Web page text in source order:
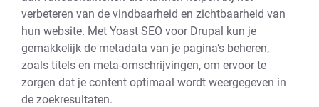
verbeteren van de vindbaarheid en zichtbaarheid van
hun website. Met Yoast SEO voor Drupal kun je
gemakkelijk de metadata van je pagina’s beheren,
zoals titels en meta-omschrijvingen, om ervoor te
zorgen dat je content optimaal wordt weergegeven in
de zoekresultaten.